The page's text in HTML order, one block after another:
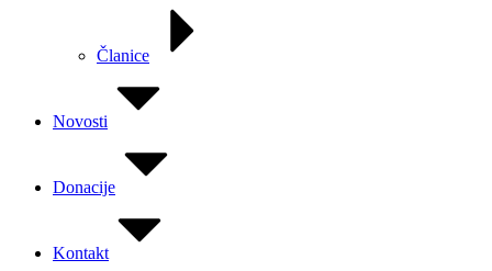
Članice
Novosti
Donacije
Kontakt